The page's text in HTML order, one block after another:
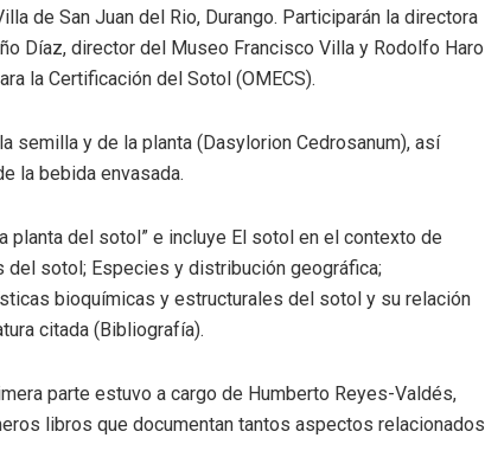
de San Juan del Rio, Durango. Participarán la directora
Díaz, director del Museo Francisco Villa y Rodolfo Haro
la Certificación del Sotol (OMECS).
semilla y de la planta (Dasylorion Cedrosanum), así
la bebida envasada.
planta del sotol” e incluye El sotol en el contexto de
sotol; Especies y distribución geográfica;
bioquímicas y estructurales del sotol y su relación
citada (Bibliografía).
parte estuvo a cargo de Humberto Reyes-Valdés,
libros que documentan tantos aspectos relacionados